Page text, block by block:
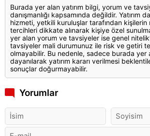
Burada yer alan yatırım bilgi, yorum ve
danışmanlığı kapsamında değildir. Yatırım
hizmeti, yetkili kuruluşlar tarafından
tercihleri dikkate alınarak kişiye özel
yer alan yorum ve tavsiyeler ise genel
tavsiyeler mali durumunuz ile risk ve getiri
olmayabilir. Bu nedenle, sadece burada yer
dayanılarak yatırım kararı verilmesi
sonuçlar doğurmayabilir.
Yorumlar